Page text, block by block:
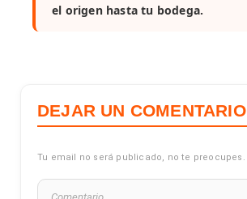
el origen hasta tu bodega.
DEJAR UN COMENTARIO
Tu email no será publicado, no te preocupes.